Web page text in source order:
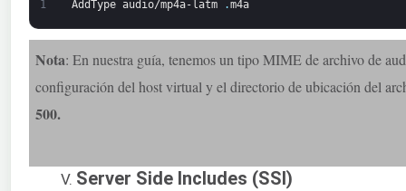
1 AddType audio/mp4a-latm .m4a
Nota: En nuestra guía, tenemos un tipo MIME de archivo de
configuración del host virtual y el directorio de ubicación del
500.
Server Side Includes (SSI)